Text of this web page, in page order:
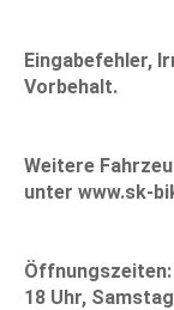
Eingabefehler,
Vorbehalt.
Weitere
unter www.sk-
Öffnungszeiten:
18 Uhr,